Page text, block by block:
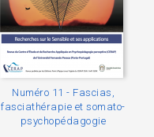
Numéro 11 - Fascias,
fasciathérapie et somato-
psychopédagogie